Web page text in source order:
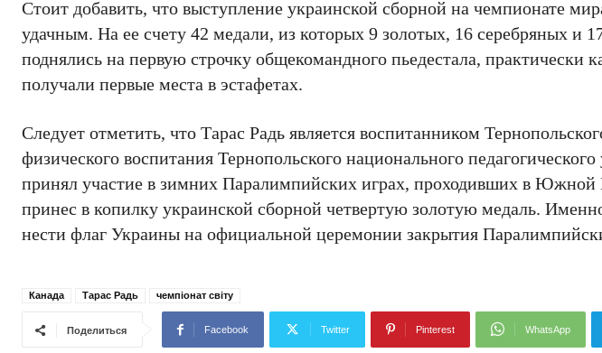
Стоит добавить, что выступление украинской сборной на чемпионате
удачным. На ее счету 42 медали, из которых 9 золотых, 16 серебряных и
поднялись на первую строчку общекомандного пьедестала, практически
получали первые места в эстафетах.
Следует отметить, что Тарас Радь является воспитанником
физического воспитания Тернопольского национального
принял участие в зимних Паралимпийских играх, проходивших в Южной
принес в копилку украинской сборной четвертую золотую медаль.
нести флаг Украины на официальной церемонии закрытия
Канада Тарас Радь чемпіонат світу
Поделиться Facebook Twitter Pinterest WhatsApp